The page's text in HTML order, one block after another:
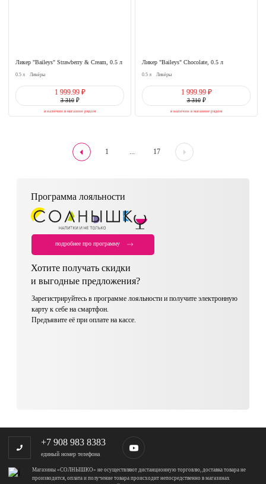
Ликер "Baileys" Strawberry & Cream, 0.5 л
0.5 л Ликёры
1 999.99 ₽
3 310₽
в наличии в магазине рядом
Ликер "Baileys" Chocolate, 0.5 л
0.5 л Ликёры
1 999.99 ₽
3 310₽
в наличии в магазине рядом
1 ... 17
Программа лояльности
подробнее про программу
Хотите получать скидки
и выгодные предложения?
Зарегистрируйтесь в программе лояльности и получите электронную
карту к себе на смартфон.
Предъявите её при оплате на кассе.
+7 908 983 8383
единый номер телефона
Магазины «СОЛНЫШКО» не осуществляют дистанционную торговлю, доставка товара не
производится, оплата и получение товара происходит непосредственно в магазинах